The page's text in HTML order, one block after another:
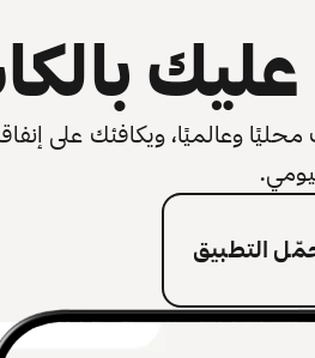
وعالميًا، ويكافئك على
التطبيق